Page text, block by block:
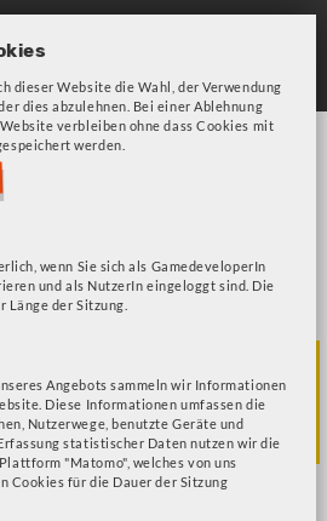
Frage zu Cookies!
Information
dieser Website die Wahl, der Verwendung
dies abzulehnen. Bei einer Ablehnung
verbleiben ohne dass Cookies mit
werden.
wenn Sie sich als GamedeveloperIn
und als NutzerIn eingeloggt sind. Die
Länge der Sitzung.
Angebots sammeln wir Informationen
Diese Informationen umfassen die
Nutzerwege, benutzte Geräte und
statistischer Daten nutzen wir die
"Matomo", welches von uns
Cookies für die Dauer der Sitzung